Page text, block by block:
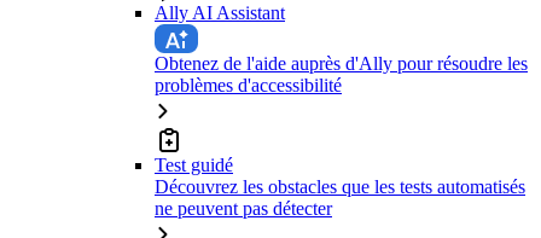
Ally AI Assistant
Obtenez de l'aide auprès d'Ally pour résoudre les
problèmes d'accessibilité
Test guidé
Découvrez les obstacles que les tests automatisés
ne peuvent pas détecter